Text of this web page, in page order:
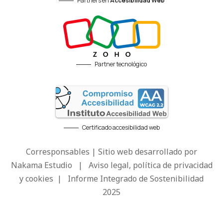
Partner tecnológico
Certificado accesibilidad web
Corresponsables | Sitio web desarrollado por
Nakama Estudio | Aviso legal, política de privacidad
y cookies | Informe Integrado de Sostenibilidad
2025